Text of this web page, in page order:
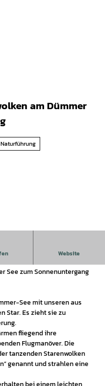
am Dümmer
Naturführung
Website
zum
See zum Sonnenuntergang
See mit unseren aus
Star. Es zieht sie zu
fliegend ihre
Flugmanöver. Die
tanzenden Starenwolken
genannt und strahlen eine